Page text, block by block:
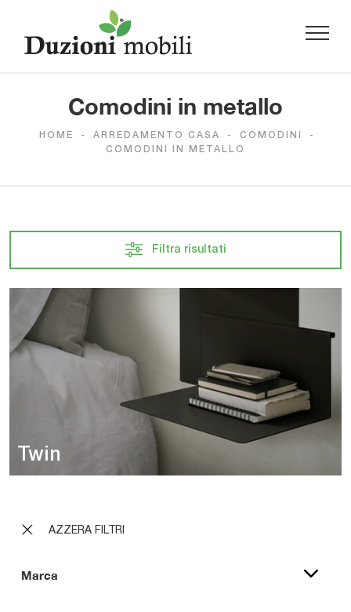
Comodini in metallo
HOME - ARREDAMENTO CASA - COMODINI
-
COMODINI IN METALLO
AZZERA FILTRI
Marca
Filtra risultati
Twin